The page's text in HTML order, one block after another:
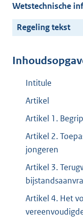
Wetstechnische
Regeling tekst
Intitule
Artikel
Artikel 1.
Artikel 2.
jongeren
Artikel 3.
Artikel 4. Het